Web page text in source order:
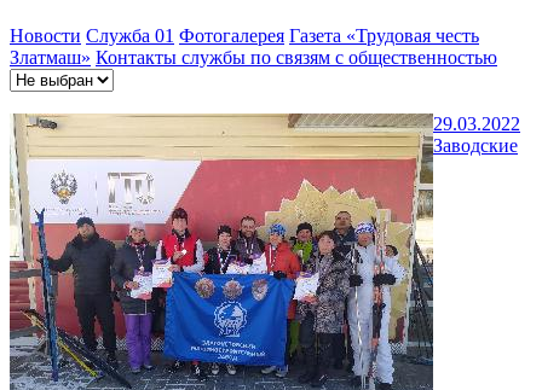
Новости Служба 01 Фотогалерея Газета «Трудовая честь
Златмаш» Контакты службы по связям с общественностью
29.03.2022
Заводские